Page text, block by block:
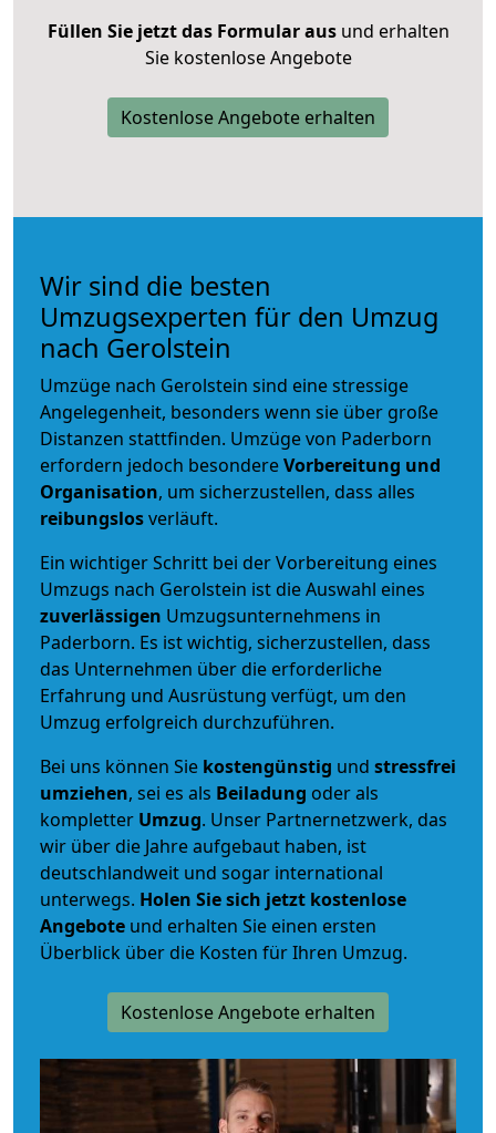
Füllen Sie jetzt das Formular ausund erhalten
Sie kostenlose Angebote
Kostenlose Angebote erhalten
Wir sind die besten
Umzugsexperten für den Umzug
nach Gerolstein
Umzüge nach Gerolstein sind eine stressige
Angelegenheit, besonders wenn sie über große
Distanzen stattfinden. Umzüge von Paderborn
erfordern jedoch besondereVorbereitung und
Organisation, um sicherzustellen, dass alles
reibungslosverläuft.
Ein wichtiger Schritt bei der Vorbereitung eines
Umzugs nach Gerolstein ist die Auswahl eines
zuverlässigen Umzugsunternehmens in
Paderborn. Es ist wichtig, sicherzustellen, dass
das Unternehmen über die erforderliche
Erfahrung und Ausrüstung verfügt, um den
Umzug erfolgreich durchzuführen.
Bei uns können Sie kostengünstig und stressfrei
umziehen, sei es als Beiladung oder als
kompletter Umzug. Unser Partnernetzwerk, das
wir über die Jahre aufgebaut haben, ist
deutschlandweit und sogar international
unterwegs. Holen Sie sich jetzt kostenlose
Angebote und erhalten Sie einen ersten
Überblick über die Kosten für Ihren Umzug.
Kostenlose Angebote erhalten